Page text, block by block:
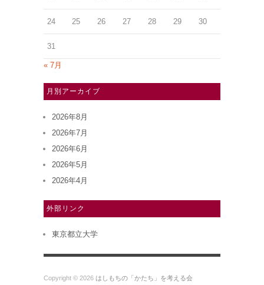
24 25 26 27 28 29 30
31
« 7月
月別アーカイブ
2026年8月
2026年7月
2026年6月
2026年5月
2026年4月
外部リンク
東京都立大学
Copyright © 2026 はしもちの「かたち」を考える会